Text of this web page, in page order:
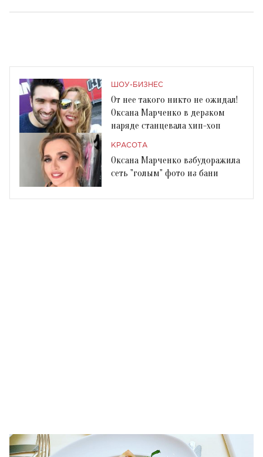
ШОУ-БИЗНЕС
От нее такого никто не ожидал!
Оксана Марченко в дерзком
наряде станцевала хип-хоп
КРАСОТА
Оксана Марченко взбудоражила
сеть "голым" фото из бани